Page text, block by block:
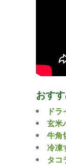
おす
ド
玄米
牛角
冷凍
タコ